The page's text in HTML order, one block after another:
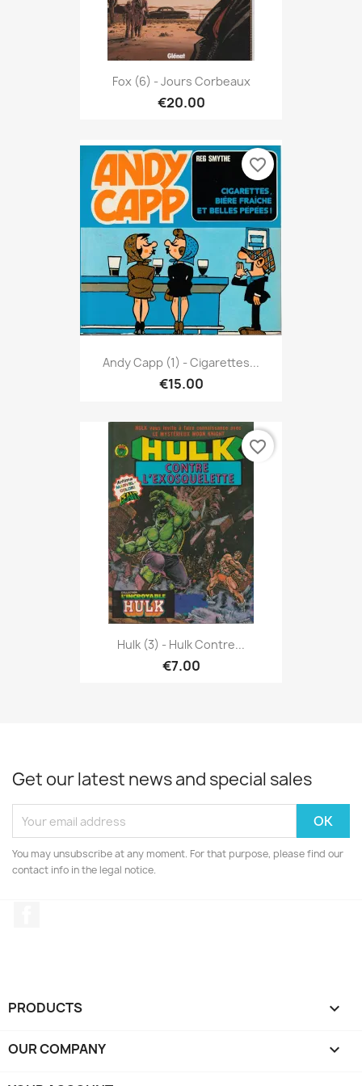
Fox (6) - Jours Corbeaux
€20.00
Andy Capp (1) - Cigarettes...
€15.00
favorite_border
Hulk (3) - Hulk Contre...
€7.00
favorite_border
Get our latest news and special sales
You may unsubscribe at any moment. For that purpose, please find our
contact info in the legal notice.
PRODUCTS 
OUR COMPANY 